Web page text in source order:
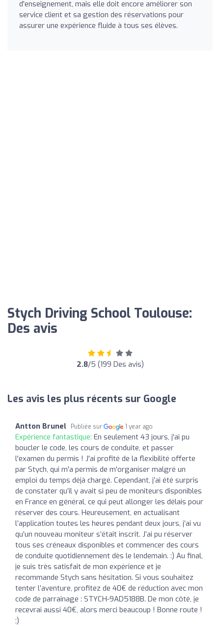
d'enseignement, mais elle doit encore améliorer son
service client et sa gestion des réservations pour
assurer une expérience fluide à tous ses élèves.
Stych Driving School Toulouse:
Des avis
2.8/5 (199 Des avis)
Les avis les plus récents sur Google
Antton Brunel Publiée sur 1 year ago
Expérience fantastique: En seulement 43 jours, j'ai pu
boucler le code, les cours de conduite, et passer
l'examen du permis ! J'ai profité de la flexibilité offerte
par Stych, qui m'a permis de m'organiser malgré un
emploi du temps déjà chargé. Cependant, j’ai été surpris
de constater qu’il y avait si peu de moniteurs disponibles
en France en général, ce qui peut allonger les délais pour
réserver des cours. Heureusement, en actualisant
l’application toutes les heures pendant deux jours, j’ai vu
qu’un nouveau moniteur s’était inscrit. J’ai pu réserver
tous ses créneaux disponibles et commencer des cours
de conduite quotidiennement dès le lendemain. :) Au final,
je suis très satisfait de mon expérience et je
recommande Stych sans hésitation. Si vous souhaitez
tenter l’aventure, profitez de 40€ de réduction avec mon
code de parrainage : STYCH-9AD5188B. De mon côté, je
recevrai aussi 40€, alors merci beaucoup ! Bonne route !
;)